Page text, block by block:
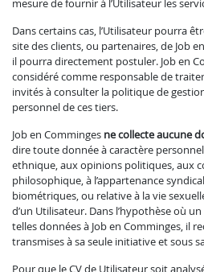
Dans certains cas, l’Utilisateur pourra
site des clients, ou partenaires, de Job
il pourra directement postuler. Job en
considéré comme responsable de
invités à consulter la politique de
personnel de ces tiers.
Job en Comminges ne collecte aucune
dire toute donnée à caractère
ethnique, aux opinions politiques, aux
philosophique, à l’appartenance
biométriques, ou relative à la vie
d’un Utilisateur. Dans l’hypothèse où
telles données à Job en Comminges, il
transmises à sa seule initiative et sous
Pour que le CV de Utilisateur soit